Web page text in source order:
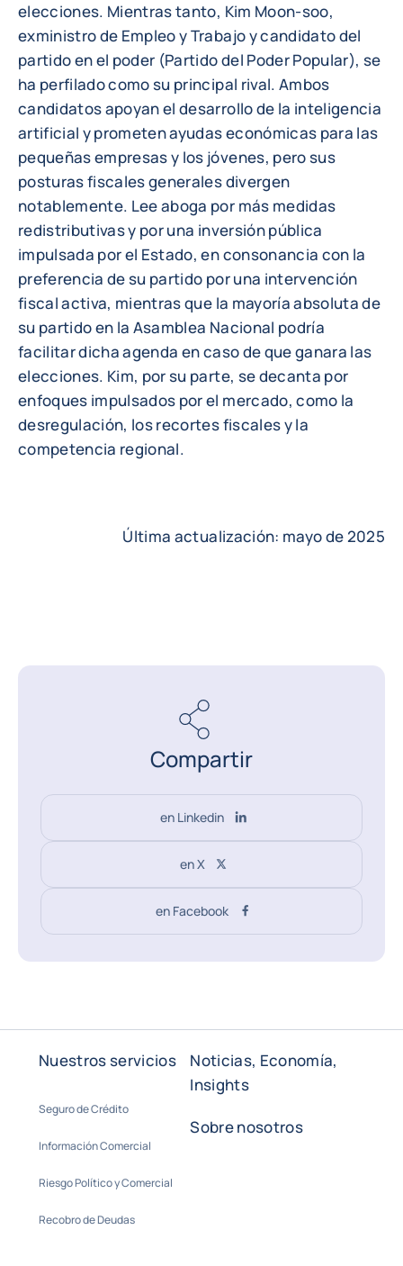
elecciones. Mientras tanto, Kim Moon-soo,
exministro de Empleo y Trabajo y candidato del
partido en el poder (Partido del Poder Popular), se
ha perfilado como su principal rival. Ambos
candidatos apoyan el desarrollo de la inteligencia
artificial y prometen ayudas económicas para las
pequeñas empresas y los jóvenes, pero sus
posturas fiscales generales divergen
notablemente. Lee aboga por más medidas
redistributivas y por una inversión pública
impulsada por el Estado, en consonancia con la
preferencia de su partido por una intervención
fiscal activa, mientras que la mayoría absoluta de
su partido en la Asamblea Nacional podría
facilitar dicha agenda en caso de que ganara las
elecciones. Kim, por su parte, se decanta por
enfoques impulsados por el mercado, como la
desregulación, los recortes fiscales y la
competencia regional.
Última actualización: mayo de 2025
Compartir
en Linkedin
en X
en Facebook
Nuestros servicios
Seguro de Crédito
Información Comercial
Riesgo Político y Comercial
Recobro de Deudas
Noticias, Economía,
Insights
Sobre nosotros